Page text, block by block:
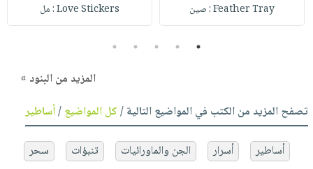
Feather Tray : صين Love Stickers : مل
1
2
3
4
5
المزيد من البنود »
تصفح المزيد من الكتب في المواضيع التالية /كل المواضيع/أساطير
أساطير أسرار الجن والماورائيات تنبؤات
سحر